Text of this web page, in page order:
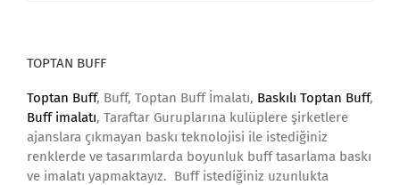
TOPTAN BUFF
Toptan Buff, Buff, Toptan Buff İmalatı, Baskılı Toptan Buff,
Buff imalatı, Taraftar Guruplarına kulüplere şirketlere
ajanslara çıkmayan baskı teknolojisi ile istediğiniz
renklerde ve tasarımlarda boyunluk buff tasarlama baskı
ve imalatı yapmaktayız. Buff istediğiniz uzunlukta